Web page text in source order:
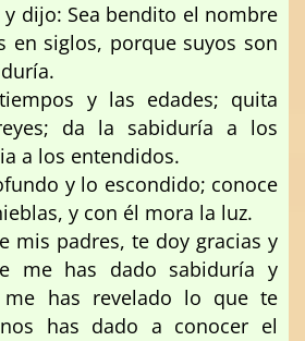
dijo: Sea bendito el nombre
en siglos, porque suyos son
y las edades; quita
da la sabiduría a los
a los entendidos.
y lo escondido; conoce
y con él mora la luz.
mis padres, te doy gracias y
me has dado sabiduría y
has revelado lo que te
has dado a conocer el